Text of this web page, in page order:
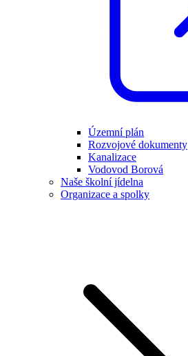
Územní plán
Rozvojové dokumenty
Kanalizace
Vodovod Borová
Naše školní jídelna
Organizace a spolky